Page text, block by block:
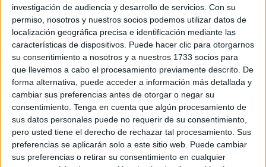
investigación de audiencia y desarrollo de servicios. Con su
permiso, nosotros y nuestros socios podemos utilizar datos de
localización geográfica precisa e identificación mediante las
características de dispositivos. Puede hacer clic para otorgarnos
su consentimiento a nosotros y a nuestros 1733 socios para
que llevemos a cabo el procesamiento previamente descrito. De
forma alternativa, puede acceder a información más detallada y
cambiar sus preferencias antes de otorgar o negar su
consentimiento. Tenga en cuenta que algún procesamiento de
sus datos personales puede no requerir de su consentimiento,
pero usted tiene el derecho de rechazar tal procesamiento. Sus
preferencias se aplicarán solo a este sitio web. Puede cambiar
sus preferencias o retirar su consentimiento en cualquier
“Desde entonces, recursos como el CETI se han puesto a
disposición de ciertos colectivos según su país de origen,
denegando la entrada principalmente apoblación
magrebí. Todas las personas que se encuentran en esta
situación cumplen con el perfil para poder acceder al
programa de Atención Humanitaria, por lo tanto, el Estado
Español es el principal responsable de la situación de
miles de personas migrantes que se encuentran en Ceuta
sin ningún tipo de respaldo o protección oficial. A día de
hoy, seguimos sin tener una respuesta por parte del